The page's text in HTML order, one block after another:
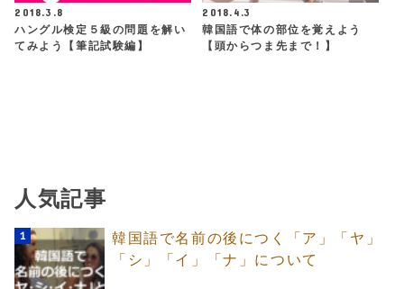
2018.3.8
ハングル検定５級の問題を解い
てみよう【筆記試験編】
2018.4.3
韓国語で体の部位を覚えよう
【頭からつま先まで！】
人気記事
韓国語で名前の後につく「ア」「ヤ」
「シ」「イ」「ナ」について